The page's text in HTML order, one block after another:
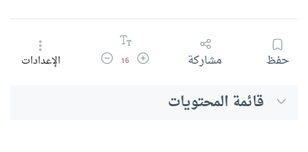
حفظ مشاركة زيادة حجم الخط
16 تقليل حجم الخطالإعدادات
قائمة المحتويات